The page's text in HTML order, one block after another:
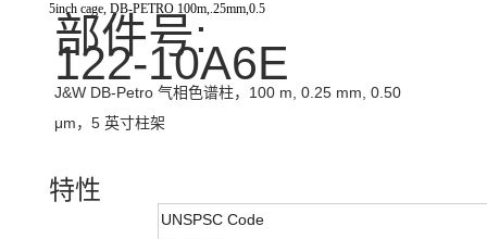
5inch cage, DB-PETRO 100m,.25mm,0.5
部件号:
122-10A6E
J&W DB-Petro 气相色谱柱，100 m, 0.25 mm, 0.50
μm，5 英寸柱架
特性
UNSPSC Code